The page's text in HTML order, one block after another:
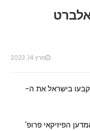
מרץ 14, 2023
נולד ב-14.3.1879 ולכן קבעו בישראל את ה-
הפיזיקאי פרופ'